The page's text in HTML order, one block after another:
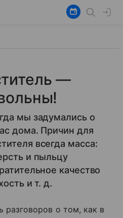
—
мы задумались о
дома. Причин для
всегда масса:
и пыльцу
качество
и т. д.
о том, как в